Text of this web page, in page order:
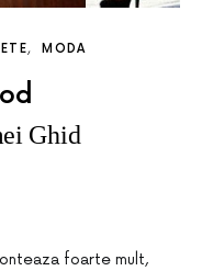
MODA
Ghid
foarte mult,